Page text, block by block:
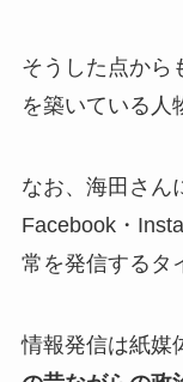
そうした点から
を築いている人
なお、海田さん
Facebook・
常を発信するタ
情報発信は紙媒